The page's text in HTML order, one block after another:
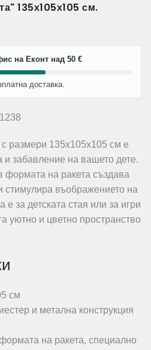
135х105х105 см.
на Еконт над 50 €
доставка.
с размери 135х105х105 см е
и забавление на вашето дете.
формата на ракета създава
въображението на
за детската стая или за игри
уютно и цветно пространство
см
и метална конструкция
на ракета, специално